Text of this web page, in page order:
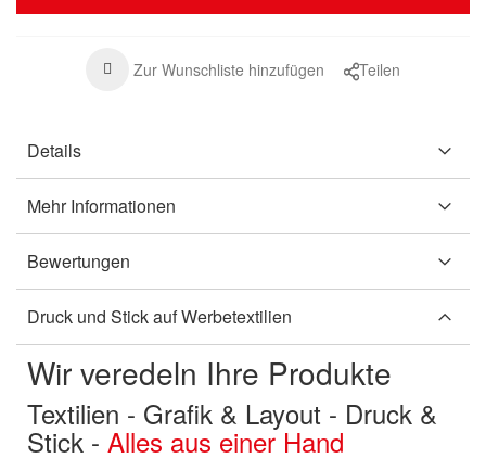
Zur Wunschliste hinzufügen Teilen
Details
Mehr Informationen
Bewertungen
Druck und Stick auf Werbetextilien
Wir veredeln Ihre Produkte
Textilien - Grafik & Layout - Druck &
Stick - Alles aus einer Hand